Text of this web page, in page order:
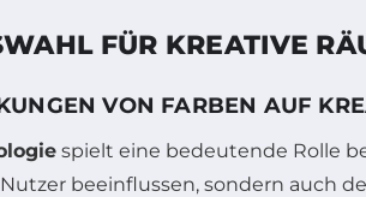
FÜR KREATIVE
VON FARBEN AUF
spielt eine bedeutende Rolle
beeinflussen, sondern auch